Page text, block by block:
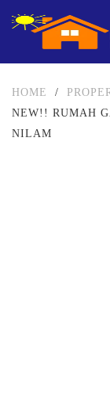
HOME /
NEW!! RUMAH
NILAM